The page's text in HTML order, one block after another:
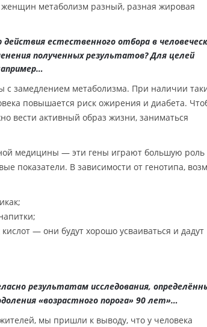
женщин метаболизм разный, разная жировая
естественного отбора в
полученных результатов? Для целей
с замедлением метаболизма. При наличии
повышается риск ожирения и диабета.
вести активный образ жизни, заниматься
медицины — эти гены играют большую роль
показатели. В зависимости от генотипа,
— они будут хорошо усваиваться и дадут
результатам исследования,
«возрастного порога» 90 лет»…
мы пришли к выводу, что у человека